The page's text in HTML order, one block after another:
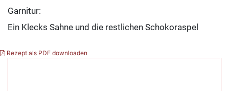
Garnitur:
Ein Klecks Sahne und die restlichen Schokoraspel
Rezept als PDF downloaden